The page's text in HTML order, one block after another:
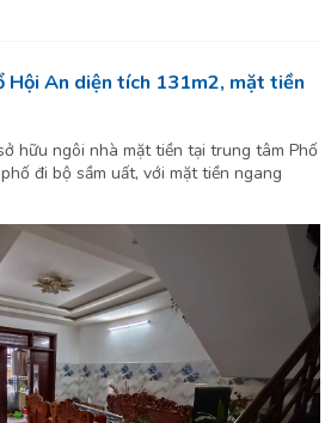
Hội An diện tích 131m2, mặt tiền
hữu ngôi nhà mặt tiền tại trung tâm Phố
đi bộ sầm uất, với mặt tiền ngang